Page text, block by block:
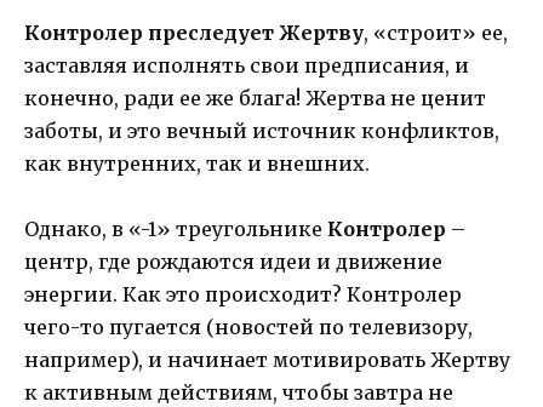
Контролер преследует Жертву, «строит» ее,
заставляя исполнять свои предписания, и
конечно, ради ее же блага! Жертва не ценит
заботы, и это вечный источник конфликтов,
как внутренних, так и внешних.
Однако, в «-1» треугольнике Контролер –
центр, где рождаются идеи и движение
энергии. Как это происходит? Контролер
чего-то пугается (новостей по телевизору,
например), и начинает мотивировать Жертву
к активным действиям, чтобы завтра не